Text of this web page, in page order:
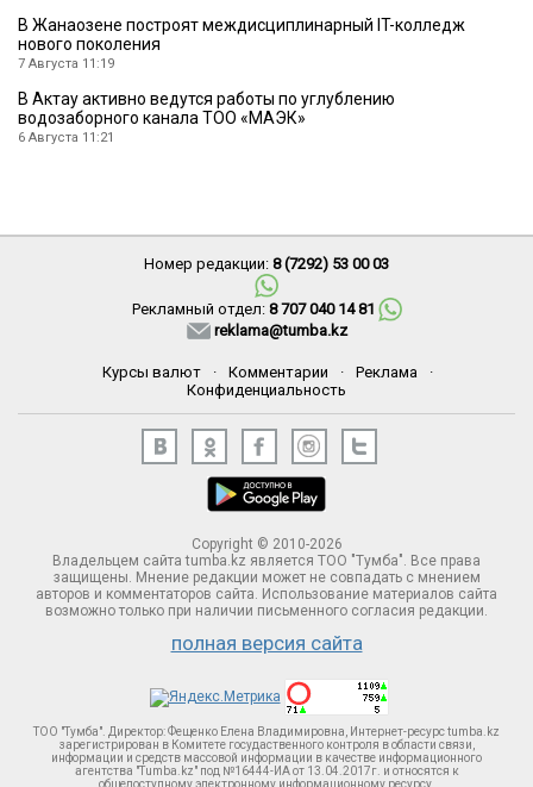
В Жанаозене построят междисциплинарный IT-колледж
нового поколения
7 Августа 11:19
В Актау активно ведутся работы по углублению
водозаборного канала ТОО «МАЭК»
6 Августа 11:21
Номер редакции: 8 (7292) 53 00 03
Рекламный отдел: 8 707 040 14 81
reklama@tumba.kz
Курсы валют · Комментарии · Реклама
·
Конфиденциальность
Copyright © 2010-2026
Владельцем сайта tumba.kz является ТОО "Тумба". Все права
защищены. Мнение редакции может не совпадать с мнением
авторов и комментаторов сайта. Использование материалов сайта
возможно только при наличии письменного согласия редакции.
полная версия сайта
ТОО "Тумба". Директор: Фещенко Елена Владимировна, Интернет-ресурс tumba.kz
зарегистрирован в Комитете госудаственного контроля в области связи,
информации и средств массовой информации в качестве информационного
агентства "Tumba.kz" под №16444-ИА от 13.04.2017г. и относятся к
общедоступному электронному информационному ресурсу.